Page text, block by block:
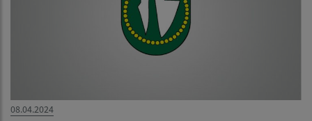
08.04.2024